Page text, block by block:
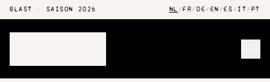
BLAST · SAISON 2026 NL /FR/ DE/ EN /ES / IT/ PT